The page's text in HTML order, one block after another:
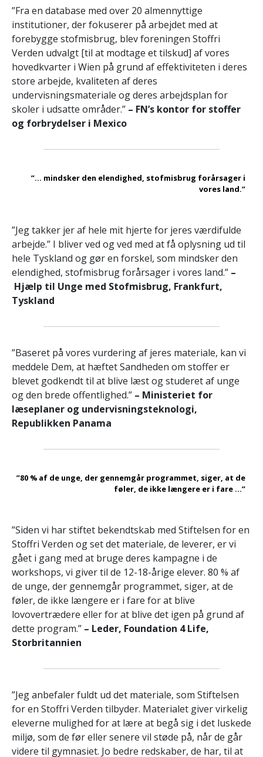
”Fra en database med over 20 almennyttige
institutioner, der fokuserer på arbejdet med at
forebygge stofmisbrug, blev foreningen Stoffri
Verden udvalgt [til at modtage et tilskud] af vores
hovedkvarter i Wien på grund af effektiviteten i deres
store arbejde, kvaliteten af deres
undervisningsmateriale og deres arbejdsplan for
skoler i udsatte områder.” – FN’s kontor for stoffer
og forbrydelser i Mexico
”... mindsker den elendighed, stofmisbrug forårsager i
vores land.”
”Jeg takker jer af hele mit hjerte for jeres værdifulde
arbejde.” I bliver ved og ved med at få oplysning ud til
hele Tyskland og gør en forskel, som mindsker den
elendighed, stofmisbrug forårsager i vores land.” –
Hjælp til Unge med Stofmisbrug, Frankfurt,
Tyskland
”Baseret på vores vurdering af jeres materiale, kan vi
meddele Dem, at hæftet Sandheden om stoffer er
blevet godkendt til at blive læst og studeret af unge
og den brede offentlighed.” – Ministeriet for
læseplaner og undervisningsteknologi,
Republikken Panama
”80 % af de unge, der gennemgår programmet, siger, at de
føler, de ikke længere er i fare ...”
”Siden vi har stiftet bekendtskab med Stiftelsen for en
Stoffri Verden og set det materiale, de leverer, er vi
gået i gang med at bruge deres kampagne i de
workshops, vi giver til de 12-18-årige elever. 80 % af
de unge, der gennemgår programmet, siger, at de
føler, de ikke længere er i fare for at blive
lovovertrædere eller for at blive det igen på grund af
dette program.” – Leder, Foundation 4 Life,
Storbritannien
”Jeg anbefaler fuldt ud det materiale, som Stiftelsen
for en Stoffri Verden tilbyder. Materialet giver virkelig
eleverne mulighed for at lære at begå sig i det luskede
miljø, som de før eller senere vil støde på, når de går
videre til gymnasiet. Jo bedre redskaber, de har, til at